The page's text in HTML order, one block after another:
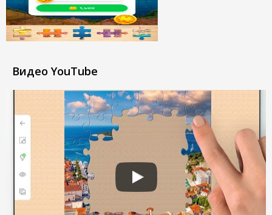
Видео YouTube